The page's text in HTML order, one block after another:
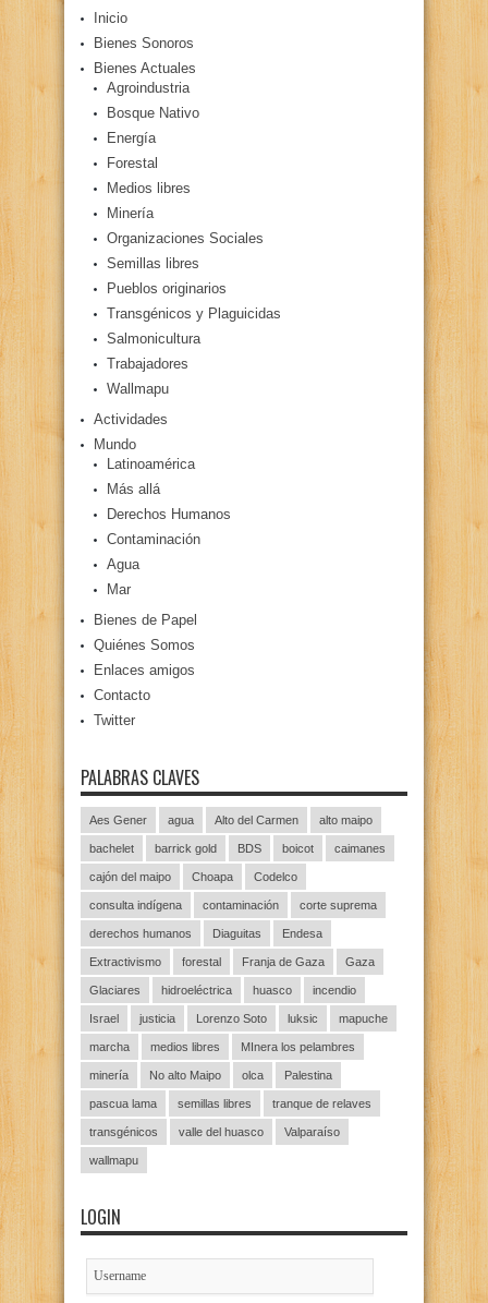
Inicio
Bienes Sonoros
Bienes Actuales
Agroindustria
Bosque Nativo
Energía
Forestal
Medios libres
Minería
Organizaciones Sociales
Semillas libres
Pueblos originarios
Transgénicos y Plaguicidas
Salmonicultura
Trabajadores
Wallmapu
Actividades
Mundo
Latinoamérica
Más allá
Derechos Humanos
Contaminación
Agua
Mar
Bienes de Papel
Quiénes Somos
Enlaces amigos
Contacto
Twitter
PALABRAS CLAVES
Aes Gener agua Alto del Carmen alto maipo
bachelet barrick gold BDS boicot caimanes
cajón del maipo Choapa Codelco
consulta indígena contaminación corte suprema
derechos humanos Diaguitas Endesa
Extractivismo forestal Franja de Gaza Gaza
Glaciares hidroeléctrica huasco incendio
Israel justicia Lorenzo Soto luksic mapuche
marcha medios libres MInera los pelambres
minería No alto Maipo olca Palestina
pascua lama semillas libres tranque de relaves
transgénicos valle del huasco Valparaíso
wallmapu
LOGIN